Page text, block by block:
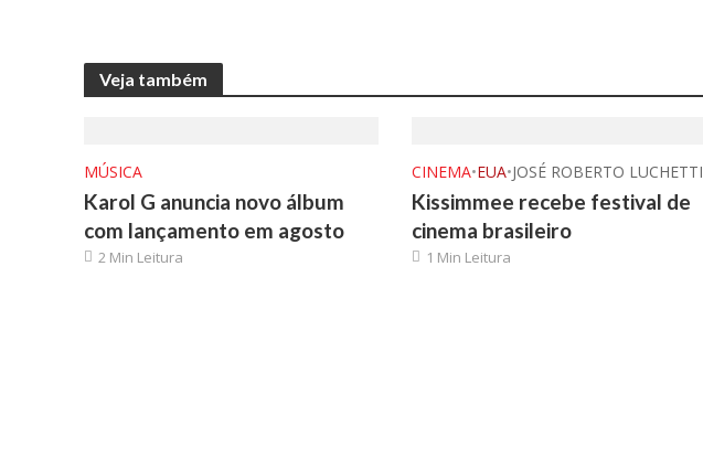
Veja também
MÚSICA
Karol G anuncia novo álbum
com lançamento em agosto
2 Min Leitura
CINEMA•EUA•JOSÉ ROBERTO LUCHETTI
Kissimmee recebe festival de
cinema brasileiro
1 Min Leitura